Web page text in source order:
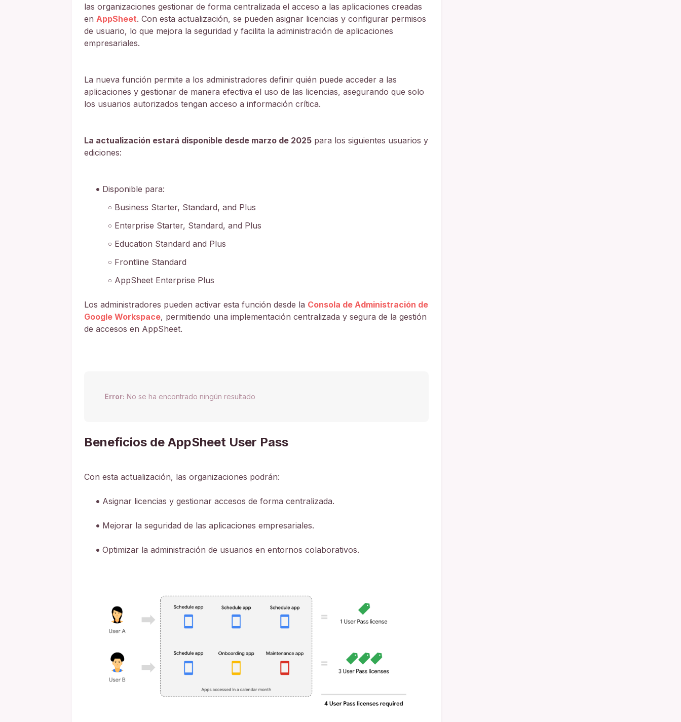
las organizaciones gestionar de forma centralizada el acceso a las aplicaciones creadas
en AppSheet. Con esta actualización, se pueden asignar licencias y configurar permisos
de usuario, lo que mejora la seguridad y facilita la administración de aplicaciones
empresariales.
La nueva función permite a los administradores definir quién puede acceder a las
aplicaciones y gestionar de manera efectiva el uso de las licencias, asegurando que solo
los usuarios autorizados tengan acceso a información crítica.
La actualización estará disponible desde marzo de 2025 para los siguientes usuarios y
ediciones:
Disponible para:
Business Starter, Standard, and Plus
Enterprise Starter, Standard, and Plus
Education Standard and Plus
Frontline Standard
AppSheet Enterprise Plus
Los administradores pueden activar esta función desde la Consola de Administración de
Google Workspace, permitiendo una implementación centralizada y segura de la gestión
de accesos en AppSheet.
Error: No se ha encontrado ningún resultado
Beneficios de AppSheet User Pass
Con esta actualización, las organizaciones podrán:
Asignar licencias y gestionar accesos de forma centralizada.
Mejorar la seguridad de las aplicaciones empresariales.
Optimizar la administración de usuarios en entornos colaborativos.